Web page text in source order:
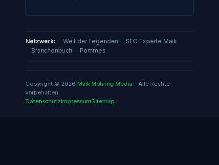
Netzwerk: Welt der Legenden
SEO Experte Maik
Branchenbuch
Pommes
Copyright © 2026 Maik Möhring Media – Alle Rechte
vorbehalten
DatenschutzImpressumSitemap